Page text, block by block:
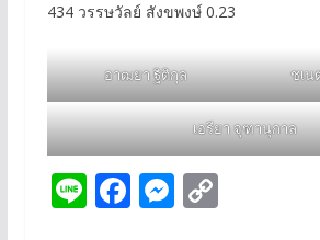
434 วรรษวัลย์ สังขพงษ์ 0.23
อาฒยา ฐิติกุล ชเ
เอรียา จุฑานุกาล
Li F M C